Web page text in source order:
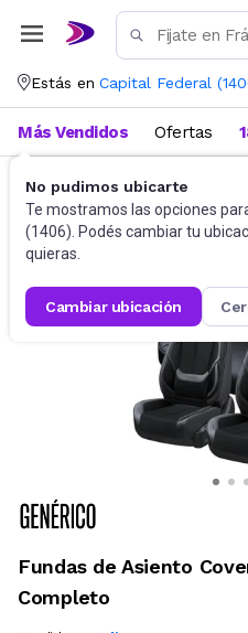
Estás en Capital Federal (
No pudimos ubicarte
Te mostramos las opciones
(1406). Podés cambiar tu
quieras.
cambiar ubicación
Más Vendidos Ofertas
Accesorios para autos y
Fundas de Asiento
Completo